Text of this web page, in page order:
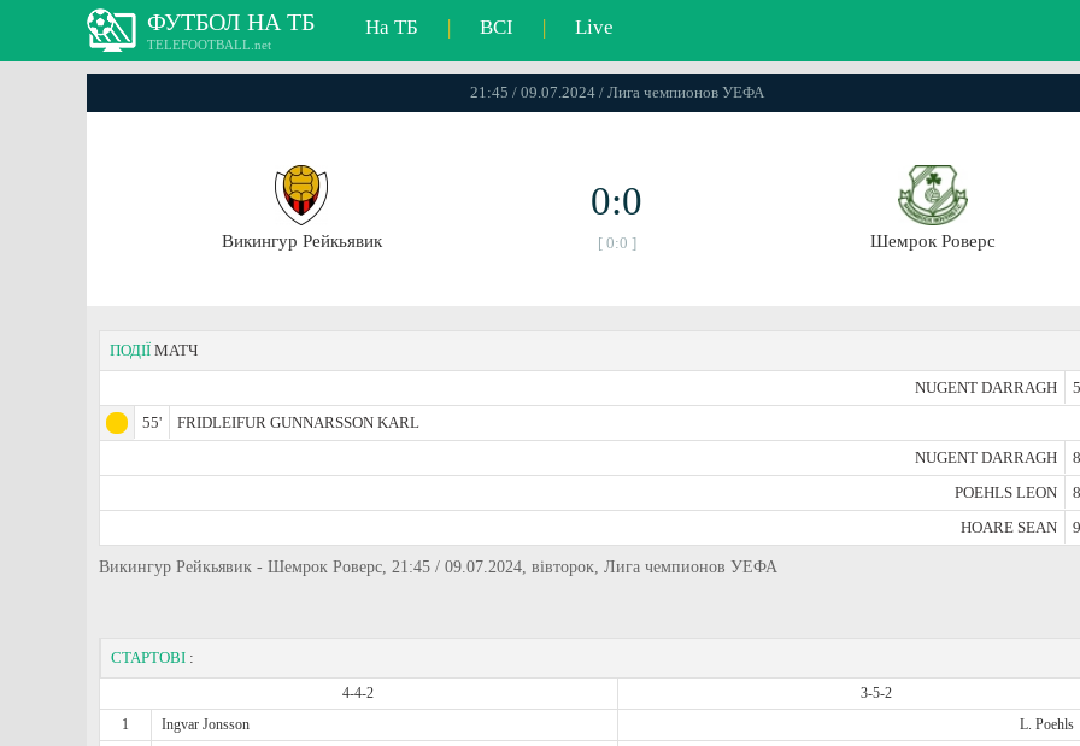
ФУТБОЛ НА ТБ
TELEFOOTBALL.net
На ТБ | ВСІ | Live
21:45 / 09.07.2024 / Лига чемпионов УЕФА
Викингур Рейкьявик
0:0
[ 0:0 ] Шемрок Роверс
ПОДІЇ МАТЧ
NUGENT DARRAGH
55'
FRIDLEIFUR GUNNARSSON KARL
NUGENT DARRAGH
POEHLS LEON
HOARE SEAN
Викингур Рейкьявик - Шемрок Роверс, 21:45 / 09.07.2024, вівторок, Лига чемпионов УЕФА
СТАРТОВІ :
4-4-2
3-5-2
1
Ingvar Jonsson L. Poehls